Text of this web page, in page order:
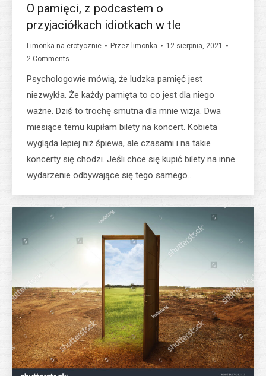
O pamięci, z podcastem o
przyjaciółkach idiotkach w tle
Limonka na erotycznie Przez limonka
12 sierpnia, 2021
2 Comments
Psychologowie mówią, że ludzka pamięć jest
niezwykła. Że każdy pamięta to co jest dla niego
ważne. Dziś to trochę smutna dla mnie wizja. Dwa
miesiące temu kupiłam bilety na koncert. Kobieta
wygląda lepiej niż śpiewa, ale czasami i na takie
koncerty się chodzi. Jeśli chce się kupić bilety na inne
wydarzenie odbywające się tego samego…